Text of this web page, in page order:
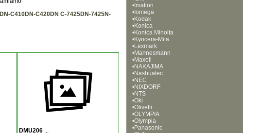
C410DN-C420DN C-7425DN-7425N-
DMU206 ...
• Imation
• Iomega
•Kodak
•Konica
•Konica Minolta
•Kyocera-Mita
•Lexmark
•Mannesmann
•Maxell
•NAKAJIMA
•Nashuatec
•NEC
•NIXDORF
•NTS
•Oki
•Olivetti
•OLYMPIA
•Olympia
•Panasonic